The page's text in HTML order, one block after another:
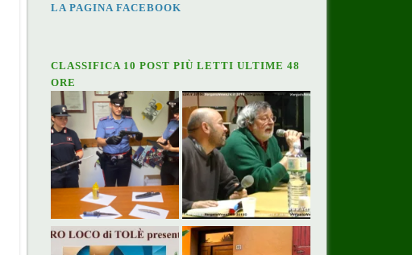
LA PAGINA FACEBOOK
CLASSIFICA 10 POST PIÙ LETTI ULTIME 48
ORE